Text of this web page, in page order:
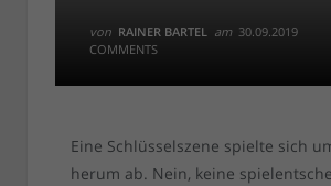
von RAINER BARTEL am 30.09.2019
COMMENTS
Eine Schlüsselszene spielte sich
herum ab. Nein, keine